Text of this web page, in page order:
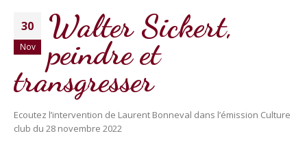
30
Nov
Walter Sickert,
peindre et
transgresser
Ecoutez l’intervention de Laurent Bonneval dans l’émission Culture
club du 28 novembre 2022